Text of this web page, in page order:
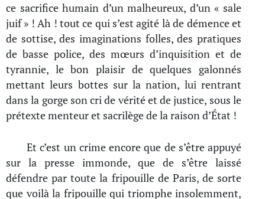
ce sacrifice humain d’un malheureux, d’un « sale
juif » ! Ah ! tout ce qui s’est agité là de démence et
de sottise, des imaginations folles, des pratiques
de basse police, des mœurs d’inquisition et de
tyrannie, le bon plaisir de quelques galonnés
mettant leurs bottes sur la nation, lui rentrant
dans la gorge son cri de vérité et de justice, sous le
prétexte menteur et sacrilège de la raison d’État !
Et c’est un crime encore que de s’être appuyé
sur la presse immonde, que de s’être laissé
défendre par toute la fripouille de Paris, de sorte
que voilà la fripouille qui triomphe insolemment,